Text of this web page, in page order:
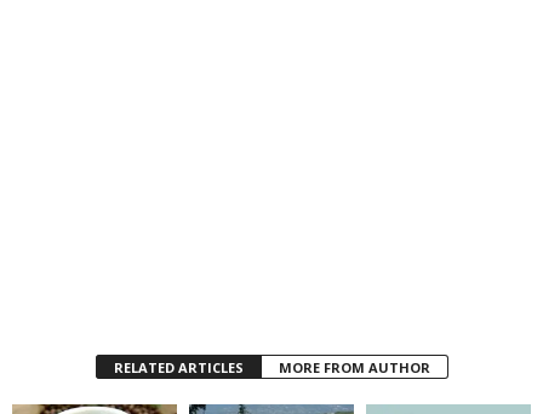
RELATED ARTICLES MORE FROM AUTHOR